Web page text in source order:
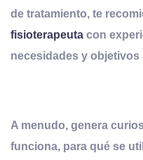
de tratamiento, te
fisioterapeuta con
necesidades y
A menudo, genera
funciona, para qué se